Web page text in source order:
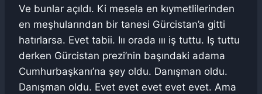
Ve bunlar açıldı. Ki mesela en kıymetlilerinden
en meşhularından bir tanesi Gürcistan’a gitti
hatırlarsa. Evet tabii. Iıı orada ııı iş tuttu. Iş tuttu
derken Gürcistan prezi’nin başındaki adama
Cumhurbaşkanı’na şey oldu. Danışman oldu.
Danışman oldu. Evet evet evet evet evet. Ama